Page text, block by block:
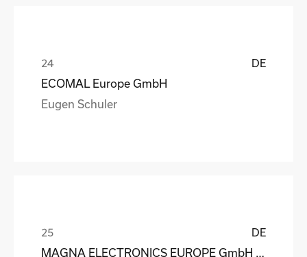
DE
ECOMAL Europe GmbH
Eugen Schuler
DE